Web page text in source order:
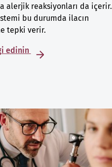
alerjik reaksiyonları da içerir.
bu durumda ilacın
tepki verir.
edinin